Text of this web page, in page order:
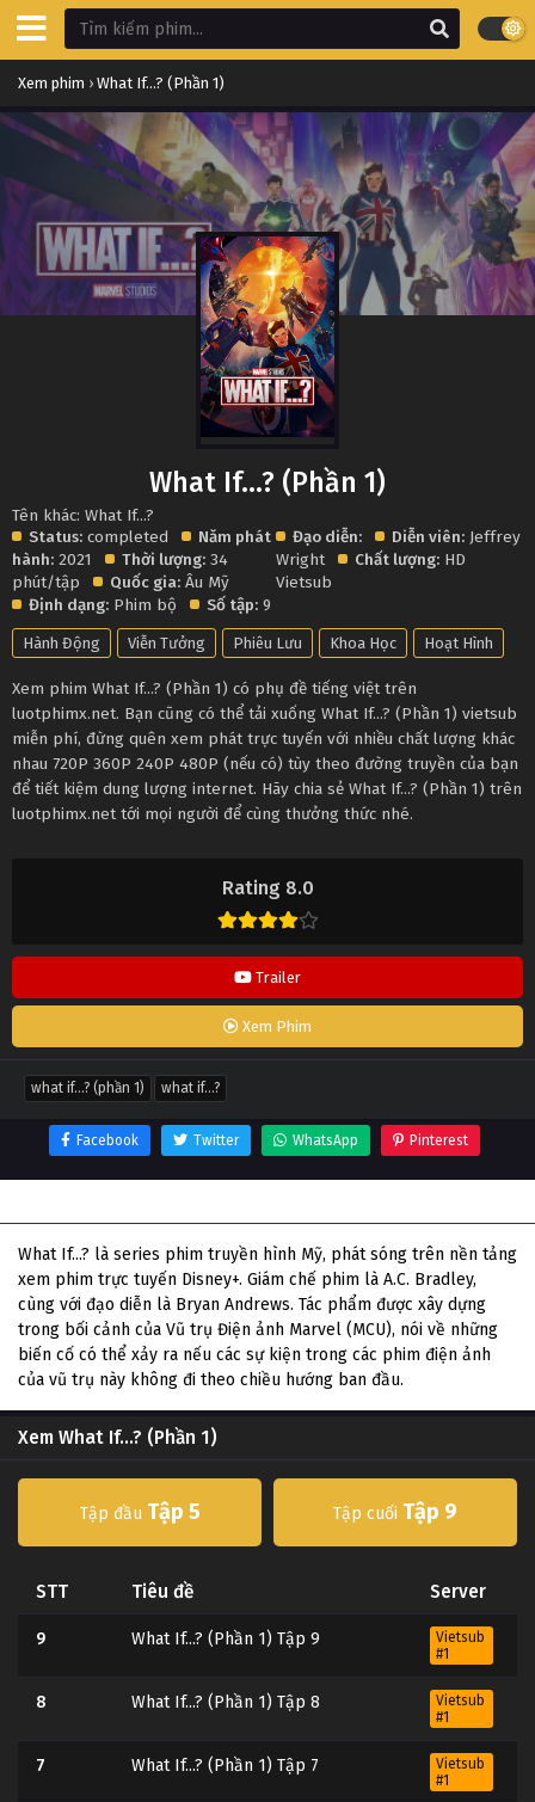
Xem phim › What If...? (Phần 1)
Rating 8.0
Trailer
Xem Phim
What If...? (Phần 1)
Tên khác: What If...?
Status: completed
Năm phát
hành: 2021 Thời lượng: 34
phút/tập
Quốc gia: Âu Mỹ
Định dạng: Phim bộ Số tập: 9
Đạo diễn: Diễn viên: Jeffrey
Wright
Chất lượng:
Vietsub
Hành Động Viễn Tưởng Phiêu Lưu Khoa Học Hoạt Hình
Xem phim What If...? (Phần 1) có phụ đề tiếng việt trên
luotphimx.net. Bạn cũng có thể tải xuống What If...? (Phần 1) vietsub
miễn phí, đừng quên xem phát trực tuyến với nhiều chất lượng khác
nhau 720P 360P 240P 480P (nếu có) tùy theo đường truyền của bạn
để tiết kiệm dung lượng internet. Hãy chia sẻ What If...? (Phần 1) trên
luotphimx.net tới mọi người để cùng thưởng thức nhé.
what if...? (phần 1) what if...?
Facebook Twitter WhatsApp Pinterest
What If...? là series phim truyền hình Mỹ, phát sóng trên nền tảng
xem phim trực tuyến Disney+. Giám chế phim là A.C. Bradley,
cùng với đạo diễn là Bryan Andrews. Tác phẩm được xây dựng
trong bối cảnh của Vũ trụ Điện ảnh Marvel (MCU), nói về những
biến cố có thể xảy ra nếu các sự kiện trong các phim điện ảnh
của vũ trụ này không đi theo chiều hướng ban đầu.
Xem What If...? (Phần 1)
Tập đầu Tập 5 Tập cuối Tập 9
STT Tiêu đề Server
9 What If...? (Phần 1) Tập 9
Vietsub
#1
8 What If...? (Phần 1) Tập 8
Vietsub
#1
7 What If...? (Phần 1) Tập 7
Vietsub
#1